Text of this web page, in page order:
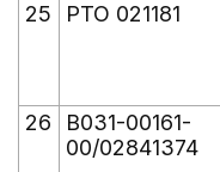
25
РТО 021181
26
В031-00161-
00/02841374